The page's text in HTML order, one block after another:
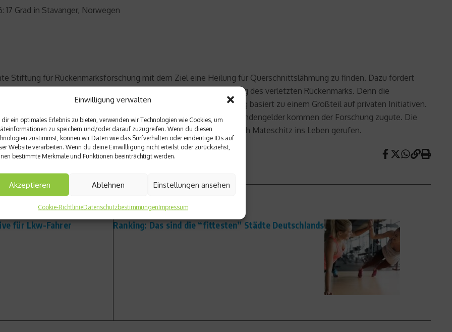
Einwilligung verwalten
dir ein optimales Erlebnis zu bieten, verwenden wir Technologien wie Cookies, um
zu speichern und/oder darauf zuzugreifen. Wenn du diesen
zustimmst, können wir Daten wie das Surfverhalten oder eindeutige IDs auf
Website verarbeiten. Wenn du deine Einwillligung nicht erteilst oder zurückziehst,
bestimmte Merkmale und Funktionen beeinträchtigt werden.
Akzeptieren Ablehnen Einstellungen ansehen
Cookie-RichtlinieDatenschutzbestimmungenImpressum
Grad in Stavanger, Norwegen
Stiftung für Rückenmarksforschung mit dem Ziel eine Heilung für Querschnittslähmung zu finden. Dazu fördert
Forschungsprojekte und klinische Studien zur Heilung des verletzten Rückenmarks. Denn die
Regeneration fähig. Der Fortschritt in der Rückenmarksforschung basiert zu einem Großteil auf privaten Initiativen.
Privatpersonen und Firmen angewiesen. 100 Prozent der Spendengelder kommen der Forschung zugute. Die
Weltmeister Heinz Kinigadner und Red Bull Gründer Dietrich Mateschitz ins Leben gerufen.
für Lkw-Fahrer
Nächster Beitrag
Ranking: Das sind die “fittesten” Städte Deutschlands